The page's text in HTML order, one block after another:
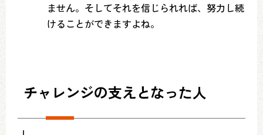
ません。そしてそれを信じられれば、努力し続
けることができますよね。
チャレンジの支えとなった人